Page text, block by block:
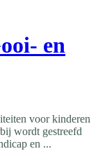
en
voor kinderen
wordt gestreefd
en ...